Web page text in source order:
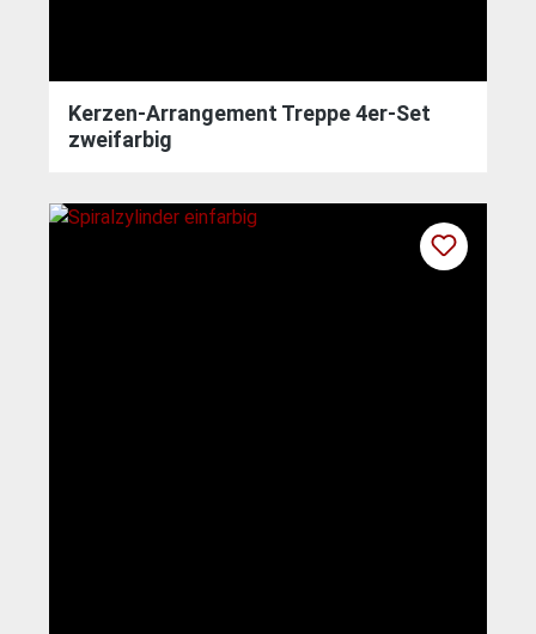
Kerzen-Arrangement Treppe 4er-Set
zweifarbig